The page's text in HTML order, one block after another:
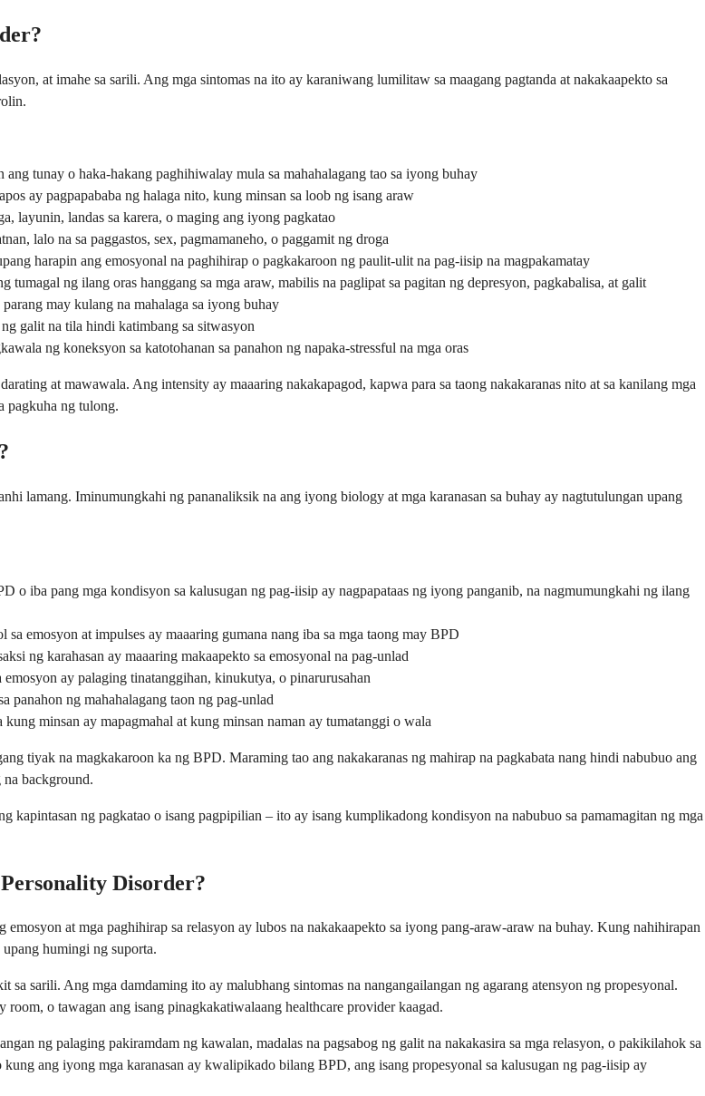
at imahe sa sarili. Ang mga sintomas na ito ay karaniwang lumilitaw sa maagang pagtanda at nakakaapekto sa
ang tunay o haka-hakang paghihiwalay mula sa mahahalagang tao sa iyong buhay
ay pagpapababa ng halaga nito, kung minsan sa loob ng isang araw
layunin, landas sa karera, o maging ang iyong pagkatao
lalo na sa paggastos, sex, pagmamaneho, o paggamit ng droga
harapin ang emosyonal na paghihirap o pagkakaroon ng paulit-ulit na pag-iisip na magpakamatay
tumagal ng ilang oras hanggang sa mga araw, mabilis na paglipat sa pagitan ng depresyon, pagkabalisa, at galit
may kulang na mahalaga sa iyong buhay
galit na tila hindi katimbang sa sitwasyon
ng koneksyon sa katotohanan sa panahon ng napaka-stressful na mga oras
at mawawala. Ang intensity ay maaaring nakakapagod, kapwa para sa taong nakakaranas nito at sa kanilang mga
pagkuha ng tulong.
lamang. Iminumungkahi ng pananaliksik na ang iyong biology at mga karanasan sa buhay ay nagtutulungan upang
o iba pang mga kondisyon sa kalusugan ng pag-iisip ay nagpapataas ng iyong panganib, na nagmumungkahi ng ilang
emosyon at impulses ay maaaring gumana nang iba sa mga taong may BPD
ng karahasan ay maaaring makaapekto sa emosyonal na pag-unlad
ay palaging tinatanggihan, kinukutya, o pinarurusahan
panahon ng mahahalagang taon ng pag-unlad
minsan ay mapagmahal at kung minsan naman ay tumatanggi o wala
tiyak na magkakaroon ka ng BPD. Maraming tao ang nakakaranas ng mahirap na pagkabata nang hindi nabubuo ang
background.
ng pagkatao o isang pagpipilian – ito ay isang kumplikadong kondisyon na nabubuo sa pamamagitan ng mga
Disorder?
at mga paghihirap sa relasyon ay lubos na nakakaapekto sa iyong pang-araw-araw na buhay. Kung nahihirapan
humingi ng suporta.
sarili. Ang mga damdaming ito ay malubhang sintomas na nangangailangan ng agarang atensyon ng propesyonal.
o tawagan ang isang pinagkakatiwalaang healthcare provider kaagad.
ng palaging pakiramdam ng kawalan, madalas na pagsabog ng galit na nakakasira sa mga relasyon, o pakikilahok sa
ang iyong mga karanasan ay kwalipikado bilang BPD, ang isang propesyonal sa kalusugan ng pag-iisip ay